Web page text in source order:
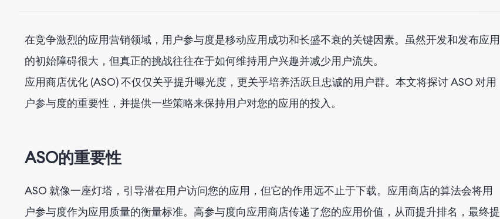
在竞争激烈的应用营销领域，用户参与度是移动应用成功和长盛不衰的关键因素。虽然开发和发布应用
的初始障碍很大，但真正的挑战往往在于如何维持用户兴趣并减少用户流失。
应用商店优化 (ASO) 不仅仅关乎提升曝光度，更关乎培养活跃且忠诚的用户群。本文将探讨 ASO 对用
户参与度的重要性，并提供一些策略来保持用户对您的应用的投入。
ASO的重要性
ASO 就像一座灯塔，引导潜在用户访问您的应用，但它的作用远不止于下载。应用商店的算法会将用
户参与度作为应用质量的衡量标准。高参与度向应用商店传递了您的应用价值，从而提升排名，最终提